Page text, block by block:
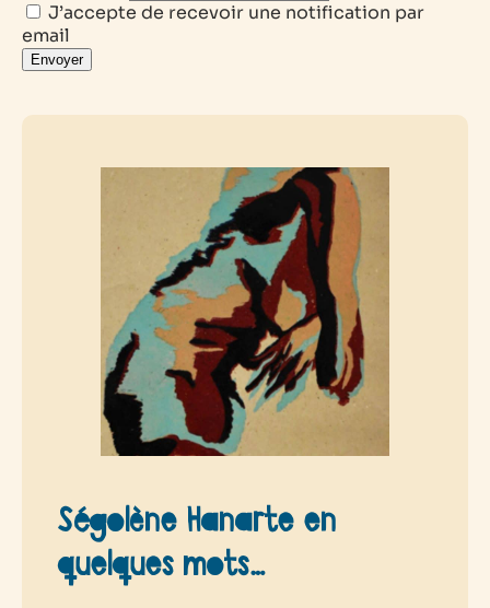
J’accepte de recevoir une notification par
email
Envoyer
Ségolène Hanarte en
quelques mots…